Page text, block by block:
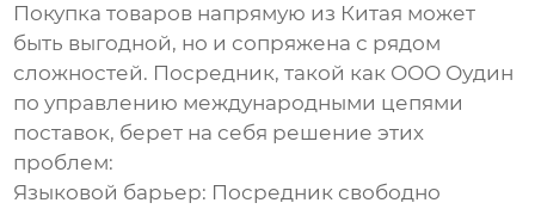
Покупка товаров напрямую из Китая может
быть выгодной, но и сопряжена с рядом
сложностей. Посредник, такой как ООО Оудин
по управлению международными цепями
поставок, берет на себя решение этих
проблем:
Языковой барьер: Посредник свободно